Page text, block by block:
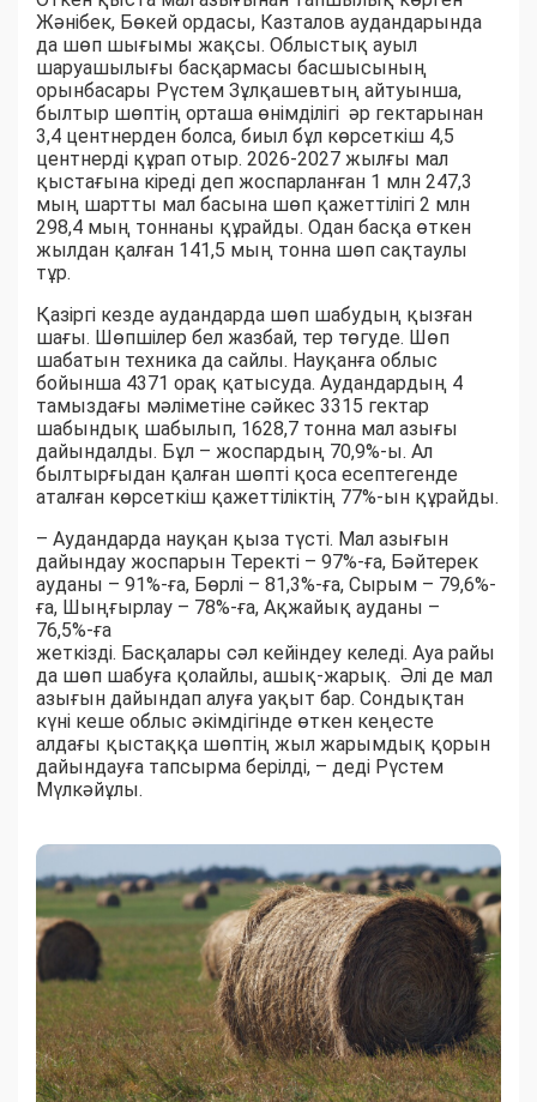
Жәнібек, Бөкей ордасы, Казталов аудандарында
да шөп шығымы жақсы. Облыстық ауыл
шаруашылығы басқармасы басшысының
орынбасары Рүстем Зұлқашевтың айтуынша,
былтыр шөптің орташа өнімділігі әр гектарынан
3,4 центнерден болса, биыл бұл көрсеткіш 4,5
центнерді құрап отыр. 2026-2027 жылғы мал
қыстағына кіреді деп жоспарланған 1 млн 247,3
мың шартты мал басына шөп қажеттілігі 2 млн
298,4 мың тоннаны құрайды. Одан басқа өткен
жылдан қалған 141,5 мың тонна шөп сақтаулы
тұр.
Қазіргі кезде аудандарда шөп шабудың қызған
шағы. Шөпшілер бел жазбай, тер төгуде. Шөп
шабатын техника да сайлы. Науқанға облыс
бойынша 4371 орақ қатысуда. Аудандардың 4
тамыздағы мәліметіне сәйкес 3315 гектар
шабындық шабылып, 1628,7 тонна мал азығы
дайындалды. Бұл – жоспардың 70,9%-ы. Ал
былтырғыдан қалған шөпті қоса есептегенде
аталған көрсеткіш қажеттіліктің 77%-ын құрайды.
– Аудандарда науқан қыза түсті. Мал азығын
дайындау жоспарын Теректі – 97%-ға, Бәйтерек
ауданы – 91%-ға, Бөрлі – 81,3%-ға, Сырым – 79,6%-
ға, Шыңғырлау – 78%-ға, Ақжайық ауданы –
76,5%-ға
жеткізді. Басқалары сәл кейіндеу келеді. Ауа райы
да шөп шабуға қолайлы, ашық-жарық. Әлі де мал
азығын дайындап алуға уақыт бар. Сондықтан
күні кеше облыс әкімдігінде өткен кеңесте
алдағы қыстаққа шөптің жыл жарымдық қорын
дайындауға тапсырма берілді, – деді Рүстем
Мүлкәйұлы.